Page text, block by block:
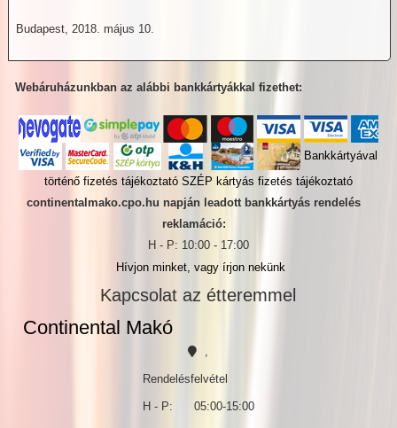
Budapest, 2018. május 10.
Webáruházunkban az alábbi bankkártyákkal fizethet:
Bankkártyával
történő fizetés tájékoztató SZÉP kártyás fizetés tájékoztató
continentalmako.cpo.hu napján leadott bankkártyás rendelés
reklamáció:
H - P: 10:00 - 17:00
Hívjon minket, vagy írjon nekünk
Kapcsolat az étteremmel
Continental Makó
Rendelésfelvétel
H - P: 05:00-15:00